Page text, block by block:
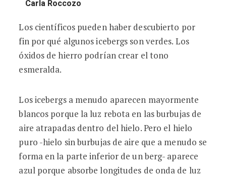
Carla Roccozo
Pequeños trozos de hierro pueden
Los científicos pueden haber descubierto por
fin por qué algunos icebergs son verdes. Los
óxidos de hierro podrían crear el tono
esmeralda.
Los icebergs a menudo aparecen mayormente
blancos porque la luz rebota en las burbujas de
aire atrapadas dentro del hielo. Pero el hielo
puro -hielo sin burbujas de aire que a menudo se
forma en la parte inferior de un berg- aparece
azul porque absorbe longitudes de onda de luz